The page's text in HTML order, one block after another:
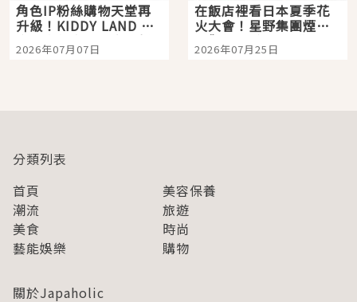
角色IP粉絲購物天堂再
升級！KIDDY LAND 原
宿店吉伊卡哇迎客，新
開幕 OMOKADO 店3分
2026年07月07日
在飯店裡看日本夏季花
火大會！星野集團煙火
景觀飯店6選，讓你不用
人擠人悠閒欣賞
2026年07月25日
分類列表
首頁
美容保養
潮流
旅遊
美食
時尚
藝能娛樂
購物
關於Japaholic